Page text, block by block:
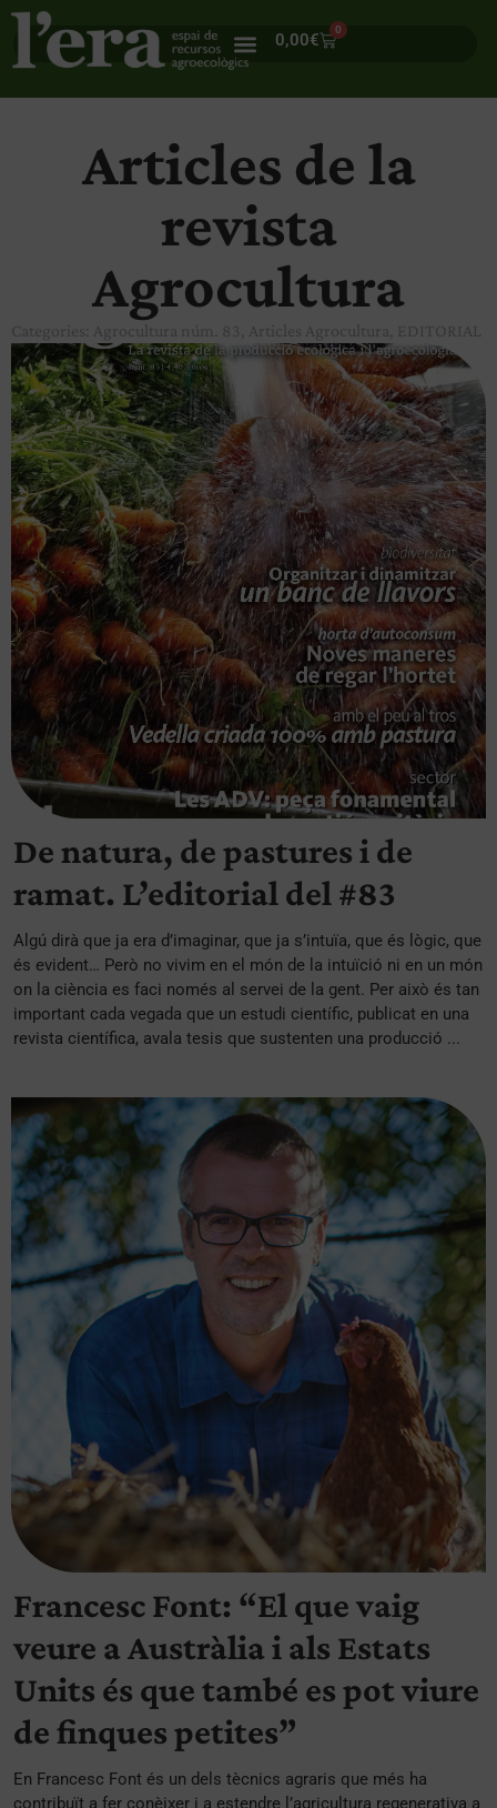
0,00€
0
Articles de la
revista
Agrocultura
De natura, de pastures i de
ramat. L’editorial del #83
Algú dirà que ja era d’imaginar, que ja s’intuïa, que és lògic, que
és evident… Però no vivim en el món de la intuïció ni en un món
on la ciència es faci només al servei de la gent. Per això és tan
important cada vegada que un estudi científic, publicat en una
revista científica, avala tesis que sustenten una producció ...
Francesc Font: “El que vaig
veure a Austràlia i als Estats
Units és que també es pot viure
de finques petites”
En Francesc Font és un dels tècnics agraris que més ha
contribuït a fer conèixer i a estendre l’agricultura regenerativa a